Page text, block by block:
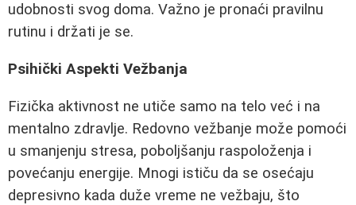
udobnosti svog doma. Važno je pronaći pravilnu
rutinu i držati je se.
Psihički Aspekti Vežbanja
Fizička aktivnost ne utiče samo na telo već i na
mentalno zdravlje. Redovno vežbanje može pomoći
u smanjenju stresa, poboljšanju raspoloženja i
povećanju energije. Mnogi ističu da se osećaju
depresivno kada duže vreme ne vežbaju, što